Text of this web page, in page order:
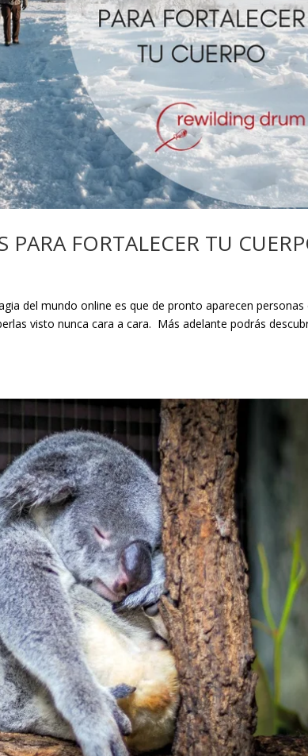
FORTALECER TU
del mundo online es que de pronto aparecen personas
visto nunca cara a cara. Más adelante podrás